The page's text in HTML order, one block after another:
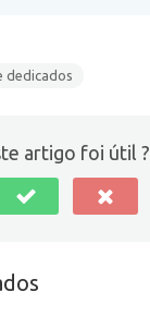
dedicados
artigo foi útil ?